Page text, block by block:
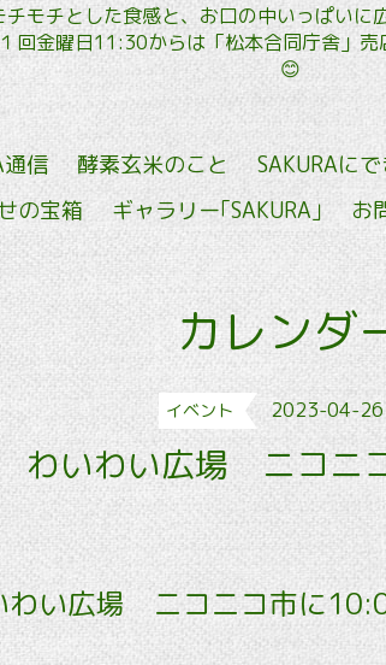
モチとした食感と、お口の中いっぱい
回金曜日11:30からは「松本合同庁舎」
😊
通信 酵素玄米のこと SAKURAに
の宝箱
ギャラリー｢SAKURA｣ お
カレンダ
イベント 2023-04-26
わいわい広場 ニコニ
わい広場 ニコニコ市に